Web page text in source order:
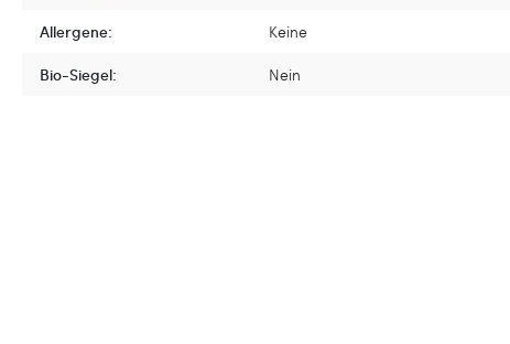
Allergene:
Keine
Bio-Siegel:
Nein